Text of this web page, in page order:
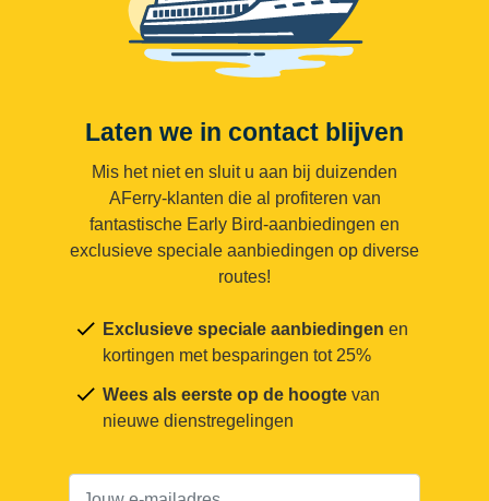
Laten we in contact blijven
Mis het niet en sluit u aan bij duizenden
AFerry-klanten die al profiteren van
fantastische Early Bird-aanbiedingen en
exclusieve speciale aanbiedingen op diverse
routes!
Exclusieve speciale aanbiedingen en
kortingen met besparingen tot 25%
Wees als eerste op de hoogte van
nieuwe dienstregelingen